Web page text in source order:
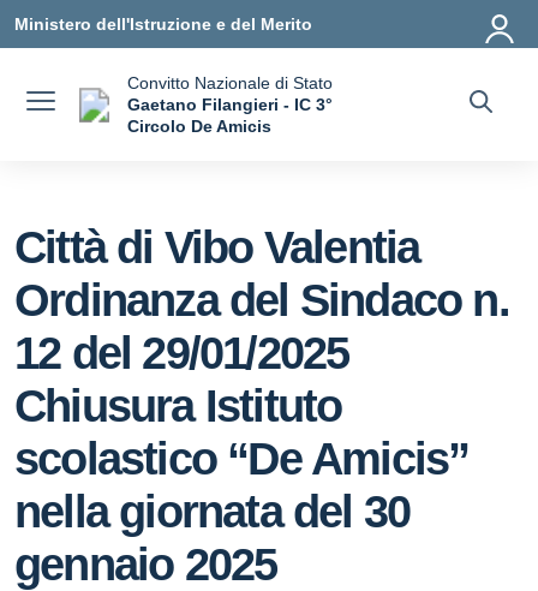
Ministero dell'Istruzione e del Merito
Convitto Nazionale di Stato
Gaetano Filangieri - IC 3°
Circolo De Amicis
Città di Vibo Valentia
Ordinanza del Sindaco n.
12 del 29/01/2025
Chiusura Istituto
scolastico “De Amicis”
nella giornata del 30
gennaio 2025